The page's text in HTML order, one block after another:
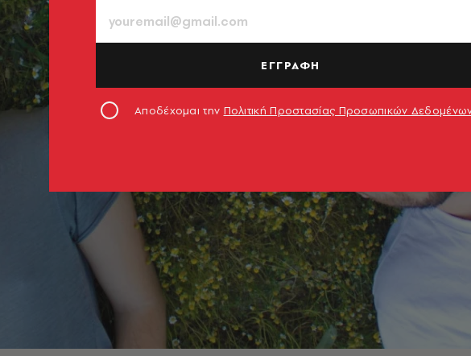
ΕΓΓΡΑΦΗ
Αποδέχομαι την Πολιτική Προστασίας Προσωπικών